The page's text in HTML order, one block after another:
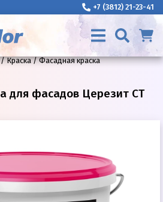
+7 (3812) 21-23-41
Краска
Фасадная краска
для фасадов Церезит CT